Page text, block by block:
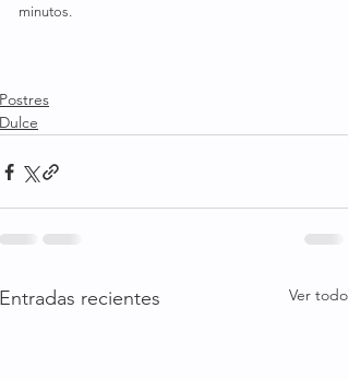
minutos.
Postres
Dulce
Entradas recientes Ver todo